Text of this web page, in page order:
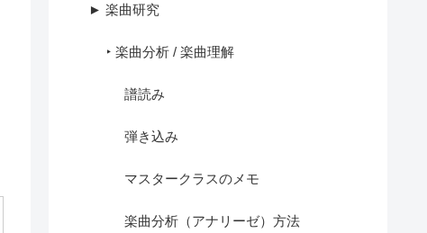
► 楽曲研究
‣ 楽曲分析 / 楽曲理解
譜読み
弾き込み
マスタークラスのメモ
楽曲分析（アナリーゼ）方法